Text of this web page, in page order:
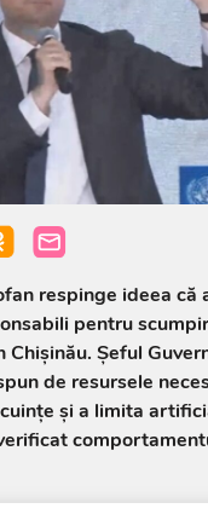
respinge ideea că
pentru
Șeful
de resursele
și a limita